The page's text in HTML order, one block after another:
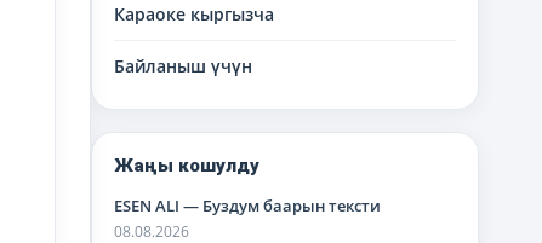
Караоке кыргызча
Байланыш үчүн
Жаңы кошулду
ESEN ALI — Буздум баарын тексти
08.08.2026